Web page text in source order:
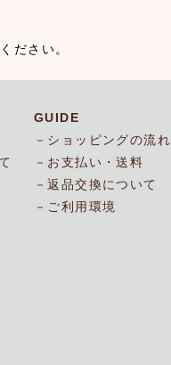
ださい。
GUIDE
ショッピングの流れ
お支払い・送料
返品交換について
ご利用環境